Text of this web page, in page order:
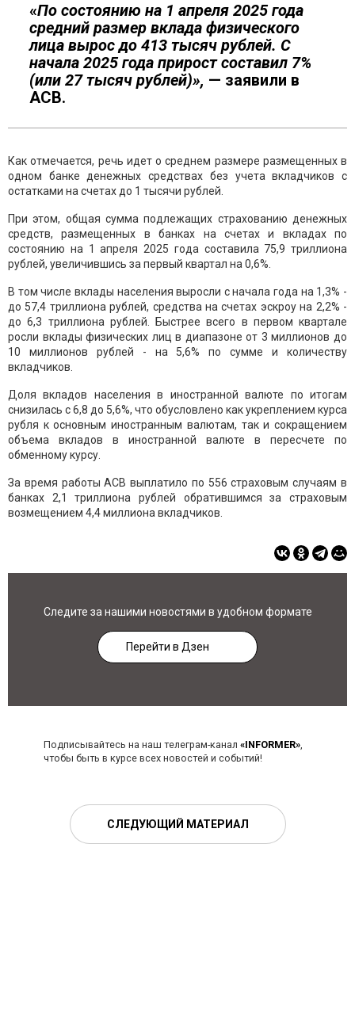
«По состоянию на 1 апреля 2025 года
средний размер вклада физического
лица вырос до 413 тысяч рублей. С
начала 2025 года прирост составил 7%
(или 27 тысяч рублей)», — заявили в
АСВ.
Как отмечается, речь идет о среднем размере размещенных в
одном банке денежных средствах без учета вкладчиков с
остатками на счетах до 1 тысячи рублей.
При этом, общая сумма подлежащих страхованию денежных
средств, размещенных в банках на счетах и вкладах по
состоянию на 1 апреля 2025 года составила 75,9 триллиона
рублей, увеличившись за первый квартал на 0,6%.
В том числе вклады населения выросли с начала года на 1,3% -
до 57,4 триллиона рублей, средства на счетах эскроу на 2,2% -
до 6,3 триллиона рублей. Быстрее всего в первом квартале
росли вклады физических лиц в диапазоне от 3 миллионов до
10 миллионов рублей - на 5,6% по сумме и количеству
вкладчиков.
Доля вкладов населения в иностранной валюте по итогам
снизилась с 6,8 до 5,6%, что обусловлено как укреплением курса
рубля к основным иностранным валютам, так и сокращением
объема вкладов в иностранной валюте в пересчете по
обменному курсу.
За время работы АСВ выплатило по 556 страховым случаям в
банках 2,1 триллиона рублей обратившимся за страховым
возмещением 4,4 миллиона вкладчиков.
Следите за нашими новостями в удобном формате
Перейти в Дзен
Подписывайтесь на наш телеграм-канал «INFORMER»,
чтобы быть в курсе всех новостей и событий!
СЛЕДУЮЩИЙ МАТЕРИАЛ